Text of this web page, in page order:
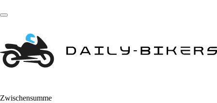
Zwischensumme